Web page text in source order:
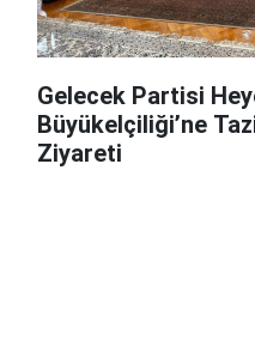
Gelecek Partisi
Büyükelçiliği’ne
Ziyareti